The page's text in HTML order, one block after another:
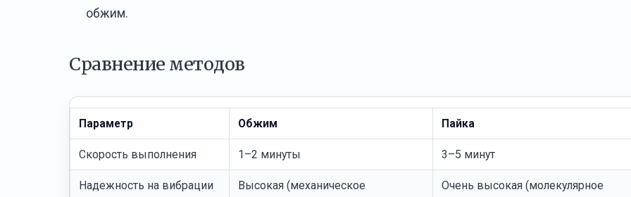
обжим.
Сравнение методов
Параметр Обжим Пайка
Скорость выполнения 1–2 минуты 3–5 минут
Надежность на вибрации
Высокая (механическое
Очень высокая (молекулярное